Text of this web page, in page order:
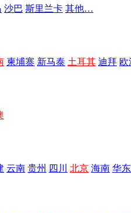
沙巴 斯里兰卡 其他…
柬埔寨 新马泰 土耳其 迪拜 欧
云南 贵州 四川 北京 海南 华东